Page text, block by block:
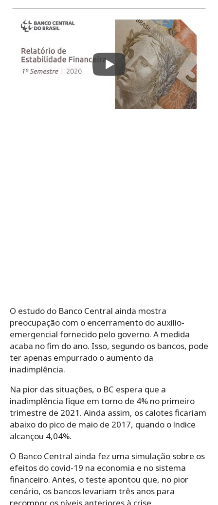
O estudo do Banco Central ainda mostra
preocupação com o encerramento do auxílio-
emergencial fornecido pelo governo. A medida
acaba no fim do ano. Isso, segundo os bancos, pode
ter apenas empurrado o aumento da
inadimplência.
Na pior das situações, o BC espera que a
inadimplência fique em torno de 4% no primeiro
trimestre de 2021. Ainda assim, os calotes ficariam
abaixo do pico de maio de 2017, quando o índice
alcançou 4,04%.
O Banco Central ainda fez uma simulação sobre os
efeitos do covid-19 na economia e no sistema
financeiro. Antes, o teste apontou que, no pior
cenário, os bancos levariam três anos para